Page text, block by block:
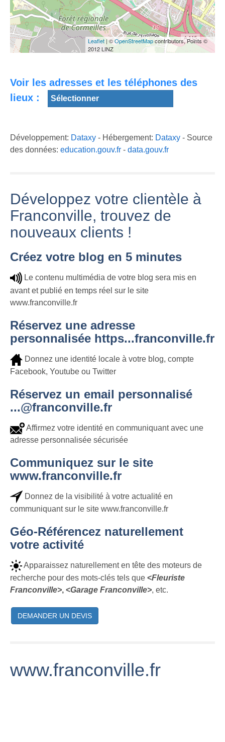
pour Aurelien
Bouquet
à Franconville.
AC Franchise
) #M.A.L.A
Leaflet | ©OpenStreetMapcontributors, Points ©
2012 LINZ
Voir les adresses et les téléphones des
lieux :
Développement: Dataxy - Hébergement: Dataxy - Source
des données: education.gouv.fr - data.gouv.fr
Développez votre clientèle à
Franconville, trouvez de
nouveaux clients !
Créez votre blog en 5 minutes
Le contenu multimédia de votre blog sera mis en
avant et publié en temps réel sur le site
www.franconville.fr
Réservez une adresse
personnalisée https...franconville.fr
Donnez une identité locale à votre blog, compte
Facebook, Youtube ou Twitter
Réservez un email personnalisé
...@franconville.fr
Affirmez votre identité en communiquant avec une
adresse personnalisée sécurisée
Communiquez sur le site
www.franconville.fr
Donnez de la visibilité à votre actualité en
communiquant sur le site www.franconville.fr
Géo-Référencez naturellement
votre activité
Apparaissez naturellement en tête des moteurs de
recherche pour des mots-clés tels que <Fleuriste
Franconville>, <Garage Franconville>, etc.
DEMANDER UN DEVIS
www.franconville.fr